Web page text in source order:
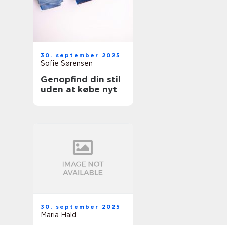
30. september 2025
Sofie Sørensen
Genopfind din stil
uden at købe nyt
30. september 2025
Maria Hald